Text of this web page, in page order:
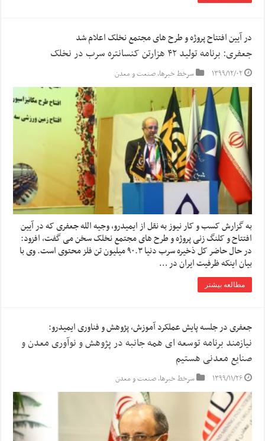
در آیین افتتاح پروژه و طرح های مجتمع نخلک اعلام شد
جعفری: برنامه تولید ۴۲ هزارتن کنسانتره سرب در نخلک
۱۳۹۹/۱۲/۰۲ سرخط خبرها,صنعت و معدن
به گزارش کسب و کار نیوز به نقل از ایمیدرو، وجیه الله جعفری که در آیین
افتتاح و کلنگ زنی پروژه و طرح های مجتمع نخلک سخن می گفت، افزود:
در حال حاضر کل ذخیره سرب دنیا ۹۰.۳ میلیون تن فلز محتوی است. وی با
بیان اینکه ظرفیت ایران در …
مطالعه بیشتر
جعفری در جلسه پایش عملکرد آموزش، پژوهش و فناوری ایمیدرو:
نیازمند برنامه توسعه ای همه جانبه در پژوهش و نوآوری معدن و
صنایع معدنی هستیم
۱۳۹۹/۱۱/۲۶ سرخط خبرها,صنعت و معدن